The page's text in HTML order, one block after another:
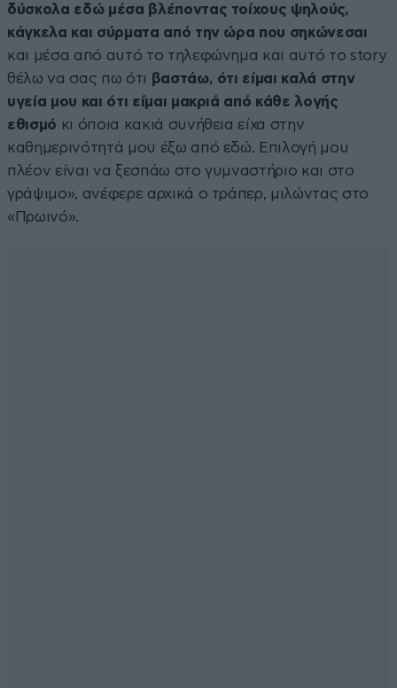
δύσκολα εδώ μέσα βλέποντας τοίχους ψηλούς,
κάγκελα και σύρματα από την ώρα που σηκώνεσαι
και μέσα από αυτό το τηλεφώνημα και αυτό το story
θέλω να σας πω ότι βαστάω, ότι είμαι καλά στην
υγεία μου και ότι είμαι μακριά από κάθε λογής
εθισμό κι όποια κακιά συνήθεια είχα στην
καθημερινότητά μου έξω από εδώ. Επιλογή μου
πλέον είναι να ξεσπάω στο γυμναστήριο και στο
γράψιμο», ανέφερε αρχικά ο τράπερ, μιλώντας στο
«Πρωινό».